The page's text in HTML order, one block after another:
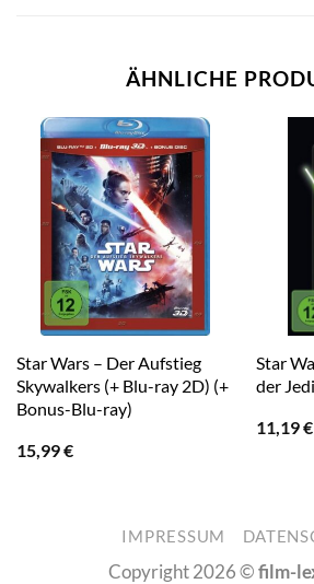
ÄHNLICHE
Star Wars – Der Aufstieg
Skywalkers (+ Blu-ray 2D) (+
Bonus-Blu-ray)
15,99€
Star
der
11,19€
IMPRESSUM
Copyright 2026 ©film-